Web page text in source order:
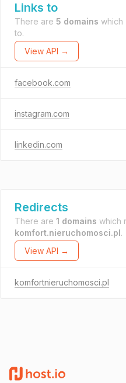
Links to
There are 5 domains which
to.
View API →
facebook.com
instagram.com
linkedin.com
Redirects
There are 1 domains which
komfort.nieruchomosci.pl.
View API →
komfortnieruchomosci.pl